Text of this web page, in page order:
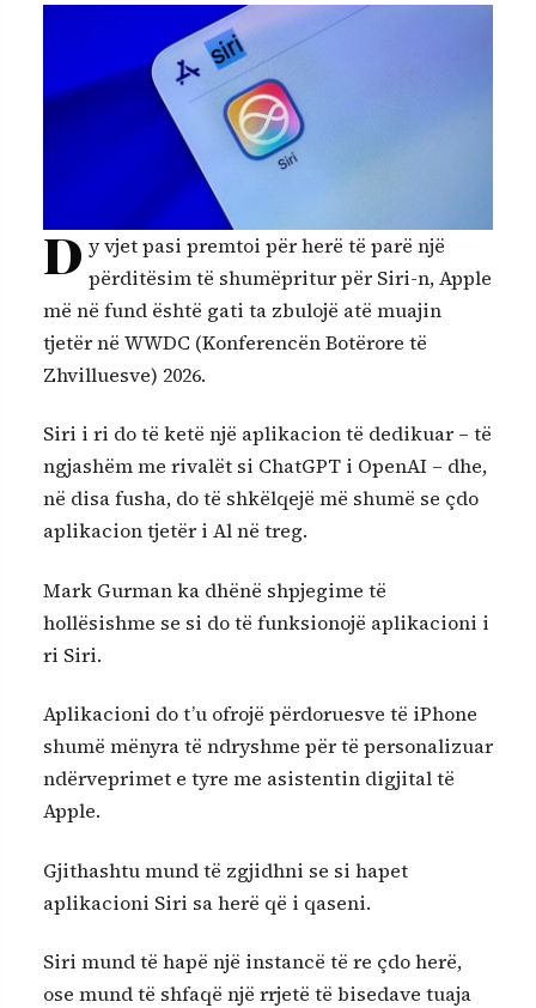
D y vjet pasi premtoi për herë të parë një
përditësim të shumëpritur për Siri-n, Apple
më në fund është gati ta zbulojë atë muajin
tjetër në WWDC (Konferencën Botërore të
Zhvilluesve) 2026.
Siri i ri do të ketë një aplikacion të dedikuar – të
ngjashëm me rivalët si ChatGPT i OpenAI – dhe,
në disa fusha, do të shkëlqejë më shumë se çdo
aplikacion tjetër i Al në treg.
Mark Gurman ka dhënë shpjegime të
hollësishme se si do të funksionojë aplikacioni i
ri Siri.
Aplikacioni do t’u ofrojë përdoruesve të iPhone
shumë mënyra të ndryshme për të personalizuar
ndërveprimet e tyre me asistentin digjital të
Apple.
Gjithashtu mund të zgjidhni se si hapet
aplikacioni Siri sa herë që i qaseni.
Siri mund të hapë një instancë të re çdo herë,
ose mund të shfaqë një rrjetë të bisedave tuaja